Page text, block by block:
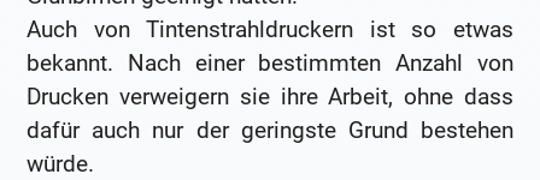
Auch von Tintenstrahldruckern ist so etwas
bekannt. Nach einer bestimmten Anzahl von
Drucken verweigern sie ihre Arbeit, ohne dass
dafür auch nur der geringste Grund bestehen
würde.